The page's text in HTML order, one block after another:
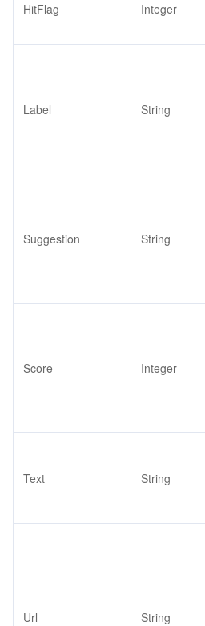
HitFlag Integer
Label String
Suggestion String
Score Integer
Text String
Url String